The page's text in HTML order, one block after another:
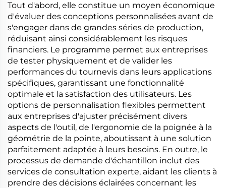
Tout d'abord, elle constitue un moyen économique
d'évaluer des conceptions personnalisées avant de
s'engager dans de grandes séries de production,
réduisant ainsi considérablement les risques
financiers. Le programme permet aux entreprises
de tester physiquement et de valider les
performances du tournevis dans leurs applications
spécifiques, garantissant une fonctionnalité
optimale et la satisfaction des utilisateurs. Les
options de personnalisation flexibles permettent
aux entreprises d'ajuster précisément divers
aspects de l'outil, de l'ergonomie de la poignée à la
géométrie de la pointe, aboutissant à une solution
parfaitement adaptée à leurs besoins. En outre, le
processus de demande d'échantillon inclut des
services de consultation experte, aidant les clients à
prendre des décisions éclairées concernant les